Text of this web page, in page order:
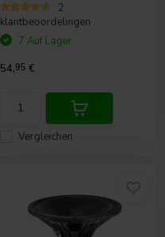
2
klantbeoordelingen
Vergleichen
7 Auf Lager
54,95 €